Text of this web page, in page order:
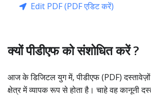
Edit PDF (PDF एडिट करें)
क्यों पीडीएफ को संशोधित करें ?
आज के डिजिटल युग में, पीडीएफ (PDF)
क्षेत्र में व्यापक रूप से होता है। चाहे वह कानूनी